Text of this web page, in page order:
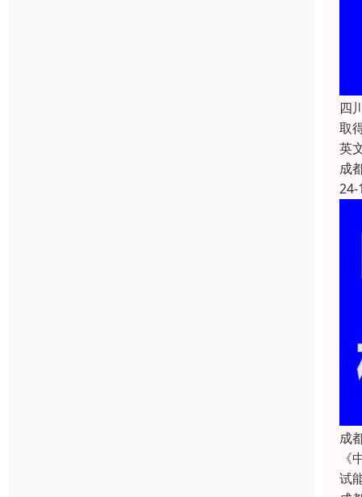
四
取
英
成
24-
成
试